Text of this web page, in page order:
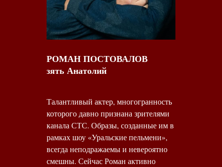
РОМАН ПОСТОВАЛОВ
зять Анатолий
Талантливый актер, многогранность
которого давно признана зрителями
канала СТС. Образы, созданные им в
рамках шоу «Уральские пельмени»,
всегда неподражаемы и невероятно
смешны. Сейчас Роман активно